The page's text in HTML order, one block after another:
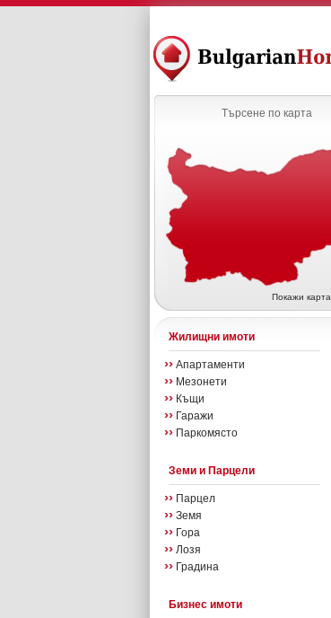
Търсене по карта
Покажи
Жилищни имоти
›› Апартаменти
›› Мезонети
›› Къщи
›› Гаражи
›› Паркомясто
Земи и Парцели
›› Парцел
›› Земя
›› Гора
›› Лозя
›› Градина
Бизнес имоти